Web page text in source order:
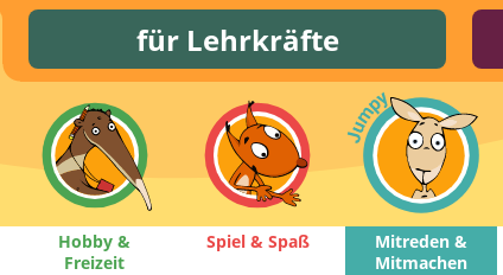
für Lehrkräfte
Hobby &
Freizeit
Spiel & Spaß
Mitreden &
Mitmachen